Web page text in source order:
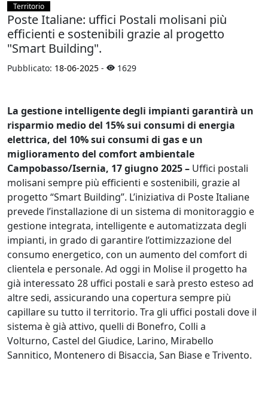
Territorio
Poste Italiane: uffici Postali molisani più
efficienti e sostenibili grazie al progetto
"Smart Building".
Pubblicato: 18-06-2025 - 1629
La gestione intelligente degli impianti garantirà un
risparmio medio del 15% sui consumi di energia
elettrica, del 10% sui consumi di gas e un
miglioramento del comfort ambientale
Campobasso/Isernia, 17 giugno 2025 – Uffici postali
molisani sempre più efficienti e sostenibili, grazie al
progetto “Smart Building”. L’iniziativa di Poste Italiane
prevede l’installazione di un sistema di monitoraggio e
gestione integrata, intelligente e automatizzata degli
impianti, in grado di garantire l’ottimizzazione del
consumo energetico, con un aumento del comfort di
clientela e personale. Ad oggi in Molise il progetto ha
già interessato 28 uffici postali e sarà presto esteso ad
altre sedi, assicurando una copertura sempre più
capillare su tutto il territorio. Tra gli uffici postali dove il
sistema è già attivo, quelli di Bonefro, Colli a
Volturno, Castel del Giudice, Larino, Mirabello
Sannitico, Montenero di Bisaccia, San Biase e Trivento.